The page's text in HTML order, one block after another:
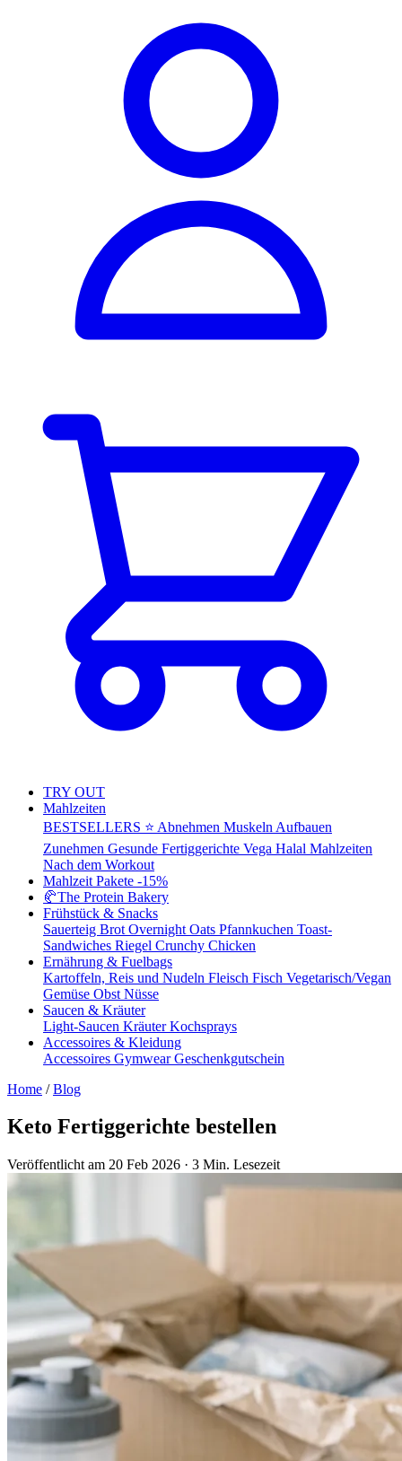
TRY OUT
Mahlzeiten
BESTSELLERS ⭐ Abnehmen Muskeln Aufbauen
Zunehmen Gesunde Fertiggerichte Vega Halal Mahlzeiten
Nach dem Workout
Mahlzeit Pakete -15%
🥐The Protein Bakery
Frühstück & Snacks
Sauerteig Brot Overnight Oats Pfannkuchen Toast-
Sandwiches Riegel Crunchy Chicken
Ernährung & Fuelbags
Kartoffeln, Reis und Nudeln Fleisch Fisch Vegetarisch/Vegan
Gemüse Obst Nüsse
Saucen & Kräuter
Light-Saucen KräuterKochsprays
Accessoires & Kleidung
Accessoires GymwearGeschenkgutschein
Home / Blog
Keto Fertiggerichte bestellen
Veröffentlicht am 20 Feb 2026 · 3 Min. Lesezeit